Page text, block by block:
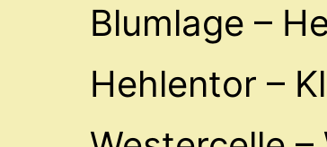
Blumlage –
Hehlentor –